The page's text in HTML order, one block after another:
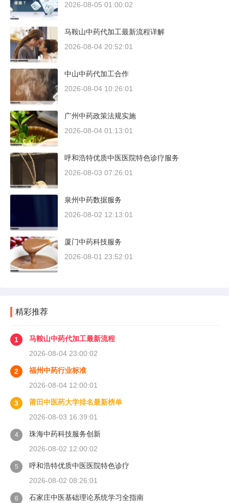
2026-08-05 01:00:02
马鞍山中药代加工最新流程详解
2026-08-04 20:52:01
中山中药代加工合作
2026-08-04 10:26:01
广州中药政策法规实施
2026-08-04 01:13:01
呼和浩特优质中医医院特色诊疗服务
2026-08-03 07:26:01
泉州中药数据服务
2026-08-02 12:13:01
厦门中药科技服务
2026-08-01 23:52:01
精彩推荐
1
马鞍山中药代加工最新流程
2026-08-04 23:00:02
2
福州中药行业标准
2026-08-04 12:00:01
3
莆田中医药大学排名最新榜单
2026-08-03 16:39:01
4
珠海中药科技服务创新
2026-08-02 12:00:02
5
呼和浩特优质中医医院特色诊疗
2026-08-02 08:26:01
6 石家庄中医基础理论系统学习全指南